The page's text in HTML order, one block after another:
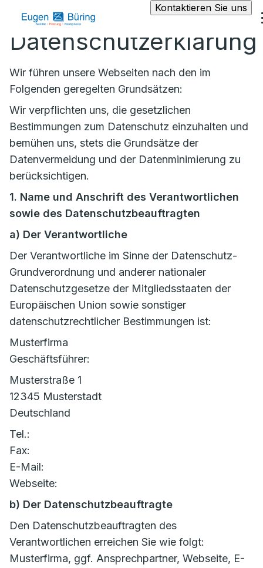
Kontaktieren Sie uns
Datenschutzerklärung
Wir führen unsere Webseiten nach den im
Folgenden geregelten Grundsätzen:
Wir verpflichten uns, die gesetzlichen
Bestimmungen zum Datenschutz einzuhalten und
bemühen uns, stets die Grundsätze der
Datenvermeidung und der Datenminimierung zu
berücksichtigen.
1. Name und Anschrift des Verantwortlichen
sowie des Datenschutzbeauftragten
a) Der Verantwortliche
Der Verantwortliche im Sinne der Datenschutz-
Grundverordnung und anderer nationaler
Datenschutzgesetze der Mitgliedsstaaten der
Europäischen Union sowie sonstiger
datenschutzrechtlicher Bestimmungen ist:
Musterfirma
Geschäftsführer:
Musterstraße 1
12345 Musterstadt
Deutschland
Tel.:
Fax:
E-Mail:
Webseite:
b) Der Datenschutzbeauftragte
Den Datenschutzbeauftragten des
Verantwortlichen erreichen Sie wie folgt:
Musterfirma, ggf. Ansprechpartner, Webseite, E-